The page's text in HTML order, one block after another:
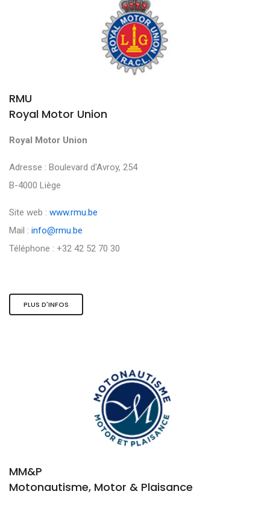
RMU
Royal Motor Union
Royal Motor Union
Adresse : Boulevard d'Avroy, 254
B-4000 Liège
Site web : www.rmu.be
Mail : info@rmu.be
Téléphone : +32 42 52 70 30
PLUS D'INFOS
MM&P
Motonautisme, Motor & Plaisance